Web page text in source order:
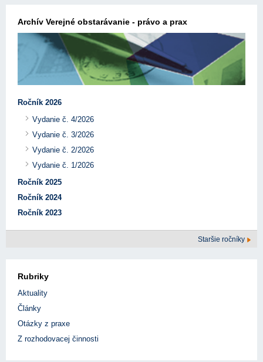
Archív Verejné obstarávanie - právo a prax
Ročník 2026
Vydanie č. 4/2026
Vydanie č. 3/2026
Vydanie č. 2/2026
Vydanie č. 1/2026
Ročník 2025
Ročník 2024
Ročník 2023
Staršie ročníky
Rubriky
Aktuality
Články
Otázky z praxe
Z rozhodovacej činnosti